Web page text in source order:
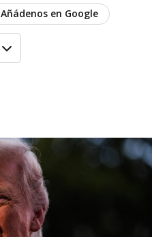
Añádenos en Google